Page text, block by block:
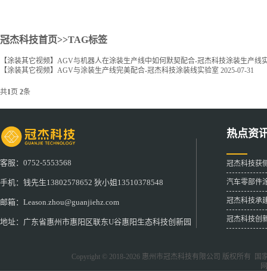
冠杰科技首页>>TAG标签
【涂装其它视频】AGV与机器人在涂装生产线中如何默契配合-冠杰科技涂装生产线
【涂装其它视频】AGV与涂装生产线完美配合-冠杰科技涂装线实验室 2025-07-31
共1页 2条
客服：0752-5553568
手机：钱先生13802578652 狄小姐13510378548
邮箱：Leason.zhou@guanjiehz.com
地址：广东省惠州市惠阳区联东U谷惠阳生态科技创新园
热点资
冠杰科技获
汽车零部件
冠杰科技承
冠杰科技创
Copyright © 2018-2026 惠州市冠杰科技有限公司
版权所有 国